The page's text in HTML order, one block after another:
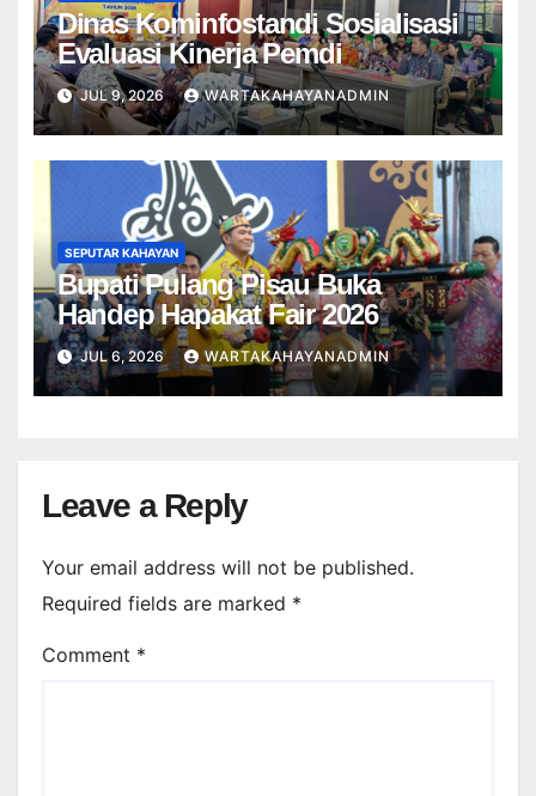
Dinas Kominfostandi Sosialisasi
Evaluasi Kinerja Pemdi
JUL 9, 2026 WARTAKAHAYANADMIN
SEPUTAR KAHAYAN
Bupati Pulang Pisau Buka
Handep Hapakat Fair 2026
JUL 6, 2026 WARTAKAHAYANADMIN
Leave a Reply
Your email address will not be published.
Required fields are marked *
Comment *